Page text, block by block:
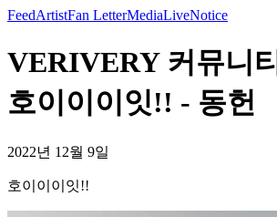
FeedArtistFan LetterMediaLiveNotice
VERIVERY 커뮤니
호이이이잇!! - 동헌
2022년 12월 9일
호이이이잇!!